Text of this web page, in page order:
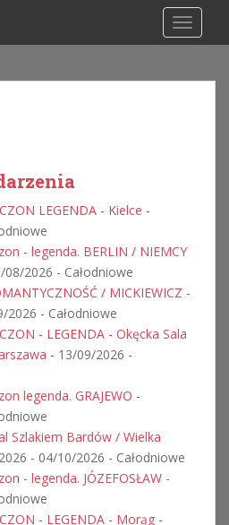
LEGENDA - Kielce -
- legenda. BERLIN / NIEMCY
2026 - Całodniowe
/ MICKIEWICZ -
2026 - Całodniowe
- LEGENDA - Okęcka Sala
- 13/09/2026 -
legenda. GRAJEWO -
Szlakiem Bardów / Wielka
- 04/10/2026 - Całodniowe
- legenda. JÓZEFOSŁAW -
- LEGENDA - Morąg -